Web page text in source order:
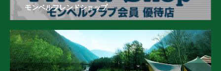
モンベルフレンドショップ